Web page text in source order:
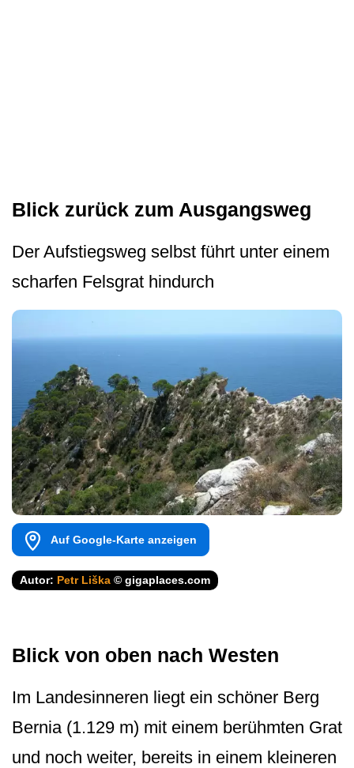
Blick zurück zum Ausgangsweg
Der Aufstiegsweg selbst führt unter einem
scharfen Felsgrat hindurch
Auf Google-Karte anzeigen
Autor: Petr Liška © gigaplaces.com
Blick von oben nach Westen
Im Landesinneren liegt ein schöner Berg
Bernia (1.129 m) mit einem berühmten Grat
und noch weiter, bereits in einem kleineren